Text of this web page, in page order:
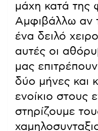
μάχη κατά της
Αμφιβάλλω αν
ένα δειλό
αυτές οι
μας
δύο μήνες και
ενοίκιο στους
στηρίζουμε